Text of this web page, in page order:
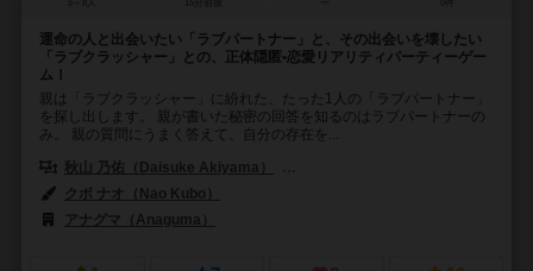
運命の人と出会いたい「ラブパートナー」と、その出会いを壊したい
「ラブクラッシャー」との、正体隠匿•恋愛リアリティパーティーゲー
ム！
親は「ラブクラッシャー」に紛れた、たった1人の「ラブパートナー」
を探し出します。 親が書いた秘密の回答を知るのはラブパートナーの
み。 親の質問にうまく答えて、自分の存在を...
秋山 乃佑（Daisuke Akiyama）
クボ ナオ（Nao Kubo）
アナグマ（Anaguma）